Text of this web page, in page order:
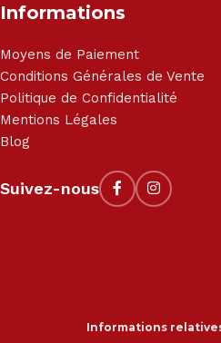
Informations
Moyens de Paiement
Conditions Générales de Vente
Politique de Confidentialité
Mentions Légales
Blog
Suivez-nous
Informations